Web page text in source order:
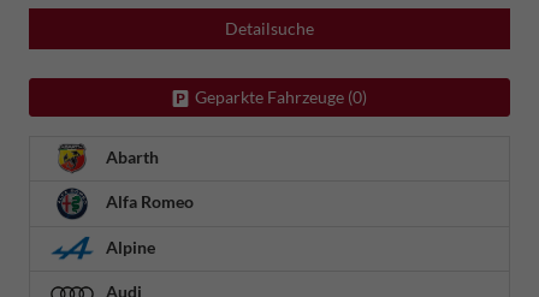
Detailsuche
Geparkte Fahrzeuge (0)
Abarth
Alfa Romeo
Alpine
Audi